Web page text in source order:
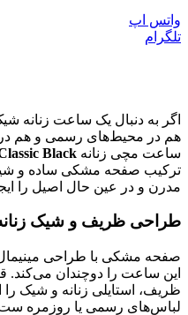
واتس اپ
تلگرام
اگر به دنبال یک ساعت زنانه
هم در محیط‌های رسمی و هم در
ساعت مچی زنانه Black
ترکیب صفحه مشکی ساده و شیک
مدرن و در عین حال اصیل را
طراحی ظریف و شیک
صفحه مشکی با طراحی مینیمال
این ساعت را دوچندان می‌کند.
ظریف، استایلی زنانه و شیک را
لباس‌های رسمی یا روزمره